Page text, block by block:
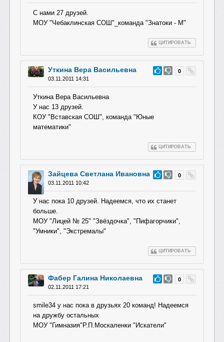
С нами 27 друзей.
МОУ "Чебаклинская СОШ"_команда "Знатоки - М"
ЦИТИРОВАТЬ
#56 0
Уткина Вера Васильевна
03.11.2011 14:31
Уткина Вера Васильевна
У нас 13 друзей.
КОУ "Вставская СОШ", команда "Юные
математики"
ЦИТИРОВАТЬ
#55 0
Зайцева Светлана Ивановна
03.11.2011 10:42
У нас пока 10 друзей. Надеемся, что их станет
больше.
МОУ "Лицей № 25" "Звёздочка", "Пифагорчики",
"Умники", "Экстремалы"
ЦИТИРОВАТЬ
#54 0
Фабер Галина Николаевна
02.11.2011 17:21
smile34 у нас пока в друзьях 20 команд! Надеемся
на дружбу остальных
МОУ "Гимназия"Р.П.Москаленки "Искатели"